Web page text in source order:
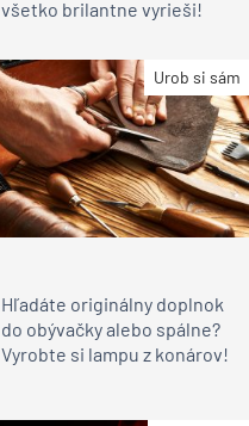
všetko brilantne vyrieši!
Urob si sám
Hľadáte originálny doplnok
do obývačky alebo spálne?
Vyrobte si lampu z konárov!